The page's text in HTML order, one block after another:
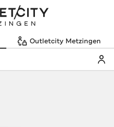
Outletcity Metzingen